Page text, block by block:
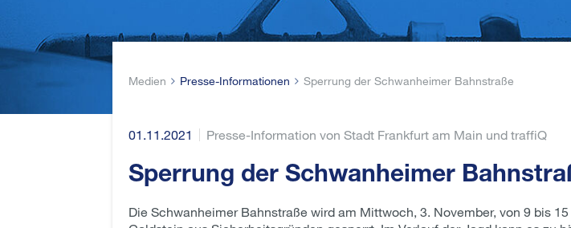
Medien Presse-Informationen Sperrung der Schwanheimer Bahnstraße
01.11.2021 Presse-Information von Stadt Frankfurt am Main und traffiQ
Sperrung der Schwanheimer
Die Schwanheimer Bahnstraße wird am Mittwoch, 3. November, von 9 bis